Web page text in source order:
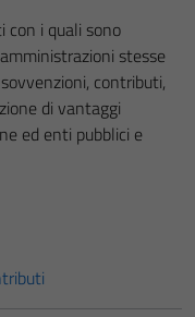
con i quali sono
stesse
contributi,
di vantaggi
ed enti pubblici e